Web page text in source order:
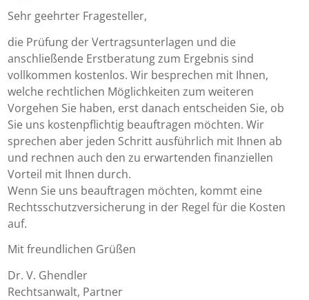
Sehr geehrter Fragesteller,
die Prüfung der Vertragsunterlagen und die
anschließende Erstberatung zum Ergebnis sind
vollkommen kostenlos. Wir besprechen mit Ihnen,
welche rechtlichen Möglichkeiten zum weiteren
Vorgehen Sie haben, erst danach entscheiden Sie, ob
Sie uns kostenpflichtig beauftragen möchten. Wir
sprechen aber jeden Schritt ausführlich mit Ihnen ab
und rechnen auch den zu erwartenden finanziellen
Vorteil mit Ihnen durch.
Wenn Sie uns beauftragen möchten, kommt eine
Rechtsschutzversicherung in der Regel für die Kosten
auf.
Mit freundlichen Grüßen
Dr. V. Ghendler
Rechtsanwalt, Partner